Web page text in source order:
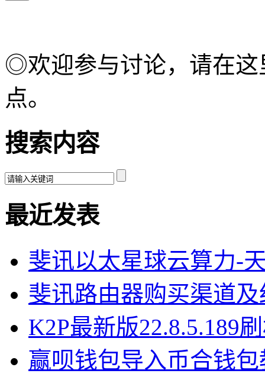
◎欢迎参与讨论，请在这
点。
搜索内容
最近发表
斐讯以太星球云算力-
斐讯路由器购买渠道
K2P最新版22.8.5.189
赢呗钱包导入币合钱包